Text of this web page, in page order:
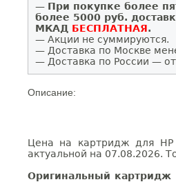
— При покупке более
более 5000 руб.
МКАД БЕСПЛАТНАЯ.
— Акции не суммируются.
— Доставка по Москве
— Доставка по России —
Описание:
Цена на картридж для HP
актуальной на 07.08.2026.
Оригинальный картридж